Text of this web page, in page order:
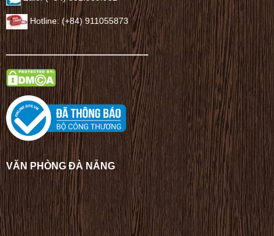
Hotline: (+84) 911055873
——————————————–
VĂN PHÒNG ĐÀ NẴNG